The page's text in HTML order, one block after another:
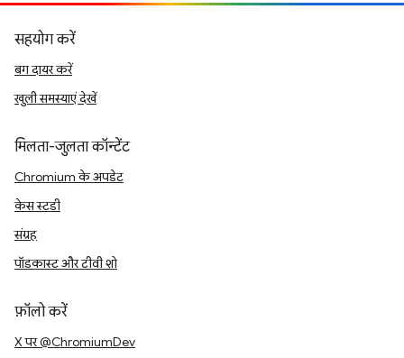
सहयोग करें
बग दायर करें
खुली समस्याएं देखें
मिलता-जुलता कॉन्टेंट
Chromium के अपडेट
केस स्टडी
संग्रह
पॉडकास्ट और टीवी शो
फ़ॉलो करें
X पर @ChromiumDev